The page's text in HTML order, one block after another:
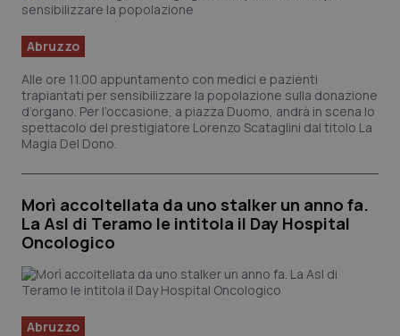
Abruzzo
Alle ore 11.00 appuntamento con medici e pazienti
trapiantati per sensibilizzare la popolazione sulla donazione
d’organo. Per l’occasione, a piazza Duomo, andrà in scena lo
spettacolo del prestigiatore Lorenzo Scataglini dal titolo La
Magia Del Dono.
Morì accoltellata da uno stalker un anno fa.
La Asl di Teramo le intitola il Day Hospital
Oncologico
Abruzzo